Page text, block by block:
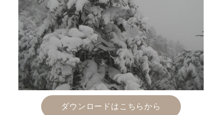
ダウンロードはこちらから